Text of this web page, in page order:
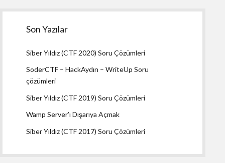
Son Yazılar
Siber Yıldız (CTF 2020) Soru Çözümleri
SoderCTF – HackAydın – WriteUp Soru
çözümleri
Siber Yıldız (CTF 2019) Soru Çözümleri
Wamp Server’ı Dışarıya Açmak
Siber Yıldız (CTF 2017) Soru Çözümleri